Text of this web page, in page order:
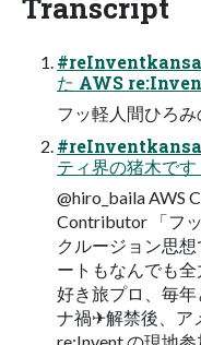
た AWS
フッ軽人間ひろみ
ティ界の猪木で
@hiro_baila AWS
Contributor 「フ
クルージョン思
ートもなんでも
好き旅プロ、毎
ナ禍✈解禁後、ア
re:Invent の現地